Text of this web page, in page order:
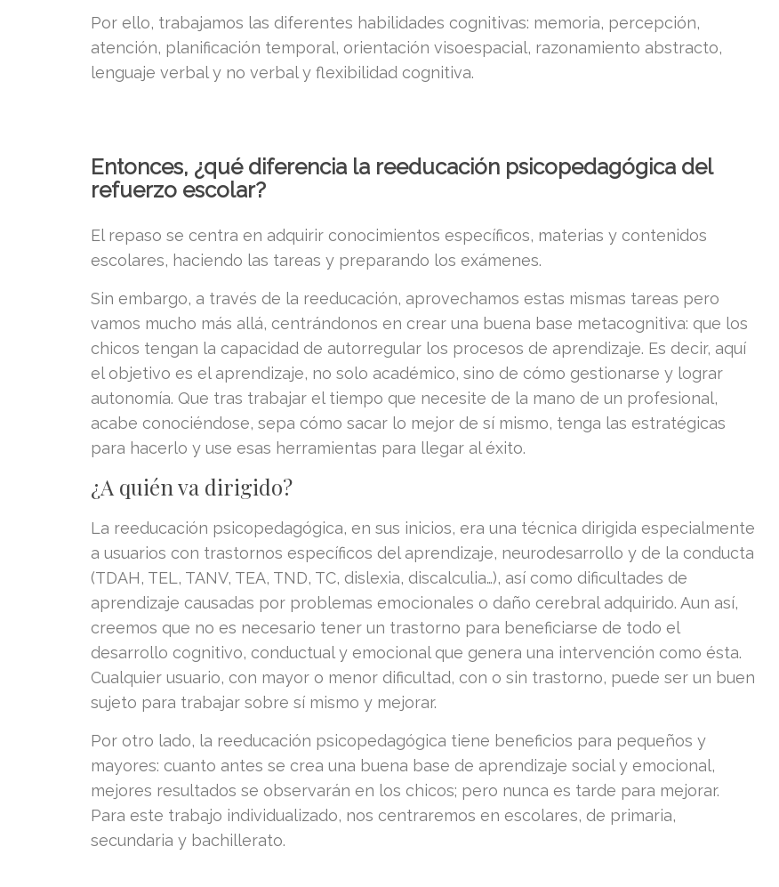
Por ello, trabajamos las diferentes habilidades cognitivas: memoria, percepción,
atención, planificación temporal, orientación visoespacial, razonamiento abstracto,
lenguaje verbal y no verbal y flexibilidad cognitiva.
Entonces, ¿qué diferencia la reeducación psicopedagógica del
refuerzo escolar?
El repaso se centra en adquirir conocimientos específicos, materias y contenidos
escolares, haciendo las tareas y preparando los exámenes.
Sin embargo, a través de la reeducación, aprovechamos estas mismas tareas pero
vamos mucho más allá, centrándonos en crear una buena base metacognitiva: que los
chicos tengan la capacidad de autorregular los procesos de aprendizaje. Es decir, aquí
el objetivo es el aprendizaje, no solo académico, sino de cómo gestionarse y lograr
autonomía. Que tras trabajar el tiempo que necesite de la mano de un profesional,
acabe conociéndose, sepa cómo sacar lo mejor de sí mismo, tenga las estratégicas
para hacerlo y use esas herramientas para llegar al éxito.
¿A quién va dirigido?
La reeducación psicopedagógica, en sus inicios, era una técnica dirigida especialmente
a usuarios con trastornos específicos del aprendizaje, neurodesarrollo y de la conducta
(TDAH, TEL, TANV, TEA, TND, TC, dislexia, discalculia…), así como dificultades de
aprendizaje causadas por problemas emocionales o daño cerebral adquirido. Aun así,
creemos que no es necesario tener un trastorno para beneficiarse de todo el
desarrollo cognitivo, conductual y emocional que genera una intervención como ésta.
Cualquier usuario, con mayor o menor dificultad, con o sin trastorno, puede ser un buen
sujeto para trabajar sobre sí mismo y mejorar.
Por otro lado, la reeducación psicopedagógica tiene beneficios para pequeños y
mayores: cuanto antes se crea una buena base de aprendizaje social y emocional,
mejores resultados se observarán en los chicos; pero nunca es tarde para mejorar.
Para este trabajo individualizado, nos centraremos en escolares, de primaria,
secundaria y bachillerato.